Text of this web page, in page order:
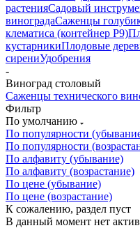
растенияСадовый
виноградаСаженцы
клематиса (контейнер Р9)
кустарникиПлодовые
сирениУдобрения
-
Виноград столовый
Саженцы технического
Фильтр
По умолчанию
По популярности
По популярности
По алфавиту (убывание)
По алфавиту (возрастание)
По цене (убывание)
По цене (возрастание)
К сожалению, раздел пуст
В данный момент нет